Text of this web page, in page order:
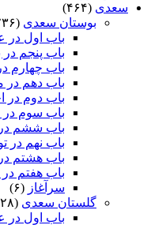
سعدی (۴۶۴)
بوستان سعدی (۲۳۶)
باب اول در
باب پنجم
باب چهارم
باب دهم در
باب دوم در
باب سوم
باب ششم
باب نهم در
باب هشتم
باب هفتم
سرآغاز (۶)
گلستان سعدی (۲۲۸)
باب اول در